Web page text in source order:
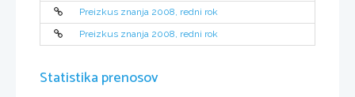
Preizkus znanja 2008, redni rok
Preizkus znanja 2008, redni rok
Statistika prenosov